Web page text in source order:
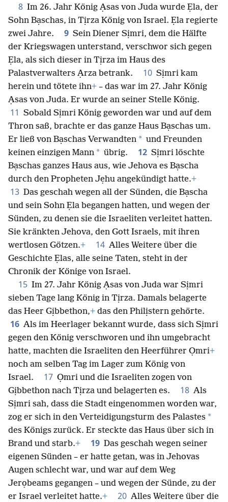
8 Im 26. Jahr König Ạsas von Juda wurde Ẹla, der
Sohn Bạschas, in Tịrza König von Israel. Ẹla regierte
zwei Jahre.
9 Sein Diener Sịmri, dem die Hälfte
der Kriegswagen unterstand, verschwor sich gegen
Ẹla, als sich dieser in Tịrza im Haus des
Palastverwalters Ạrza betrank.
10 Sịmri kam
herein und tötete ihn+ – das war im 27. Jahr König
Ạsas von Juda. Er wurde an seiner Stelle König.
11 Sobald Sịmri König geworden war und auf dem
Thron saß, brachte er das ganze Haus Bạschas um.
Er ließ von Bạschas Verwandten * und Freunden
keinen einzigen Mann * übrig. 12 Sịmri löschte
Bạschas ganzes Haus aus, wie Jehova es Bạscha
durch den Propheten Jẹhu angekündigt hatte.+
13 Das geschah wegen all der Sünden, die Bạscha
und sein Sohn Ẹla begangen hatten, und wegen der
Sünden, zu denen sie die Israeliten verleitet hatten.
Sie kränkten Jehova, den Gott Israels, mit ihren
wertlosen Götzen.+ 14 Alles Weitere über die
Geschichte Ẹlas, alle seine Taten, steht in der
Chronik der Könige von Israel.
15 Im 27. Jahr König Ạsas von Juda war Sịmri
sieben Tage lang König in Tịrza. Damals belagerte
das Heer Gịbbethon,+ das den Philịstern gehörte.
16 Als im Heerlager bekannt wurde, dass sich Sịmri
gegen den König verschworen und ihn umgebracht
hatte, machten die Israeliten den Heerführer Ọmri+
noch am selben Tag im Lager zum König von
Israel.
17 Ọmri und die Israeliten zogen von
Gịbbethon nach Tịrza und belagerten es.
18 Als
Sịmri sah, dass die Stadt eingenommen worden war,
zog er sich in den Verteidigungsturm des Palastes *
des Königs zurück. Er steckte das Haus über sich in
Brand und starb.+ 19 Das geschah wegen seiner
eigenen Sünden – er hatte getan, was in Jehovas
Augen schlecht war, und war auf dem Weg
Jerọbeams gegangen – und wegen der Sünde, zu der
er Israel verleitet hatte.+ 20 Alles Weitere über die